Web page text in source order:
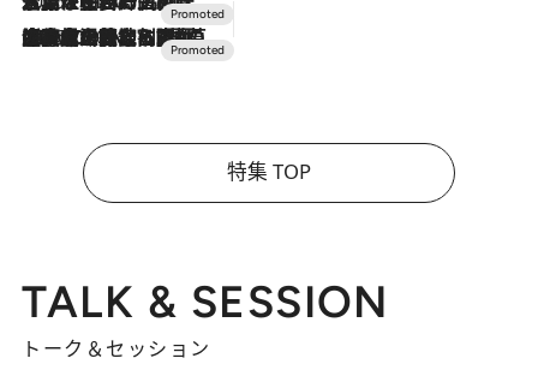
2026.7.10
NEW OPEN！【界 草津】名湯の地に誕生。趣の異なる2種の温泉と上州ならではの会席・蕎麦割烹など美食を味わう究極の癒やし旅
特集 TOP
TALK & SESSION
トーク＆セッション